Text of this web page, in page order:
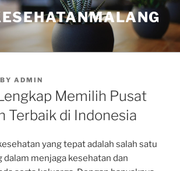
BY ADMIN
Memilih Pusat
Terbaik di Indonesia
yang tepat adalah salah satu
dalam menjaga kesehatan dan